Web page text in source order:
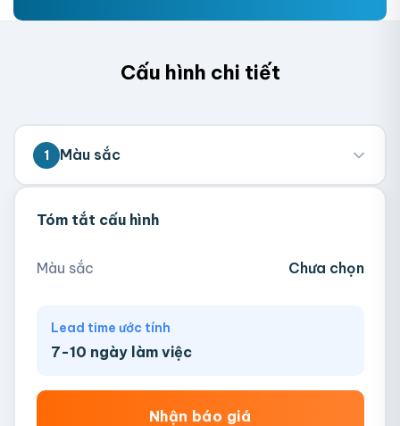
Cấu hình chi tiết
1 Màu sắc
Hồng Ngà
Xanh Navy
Tóm tắt cấu hình
Màu sắc Chưa chọn
Lead time ước tính
7-10 ngày làm việc
Nhận báo giá